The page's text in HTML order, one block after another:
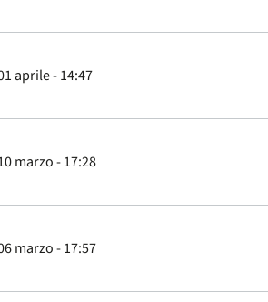
aprile - 14:47
marzo - 17:28
marzo - 17:57